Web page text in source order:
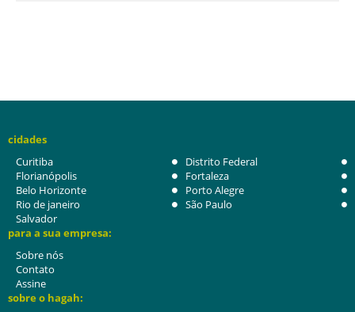
cidades
Curitiba
Distrito Federal
Florianópolis
Fortaleza
Belo Horizonte
Porto Alegre
Rio de janeiro
São Paulo
Salvador
para a sua empresa:
Sobre nós
Contato
Assine
sobre o hagah: